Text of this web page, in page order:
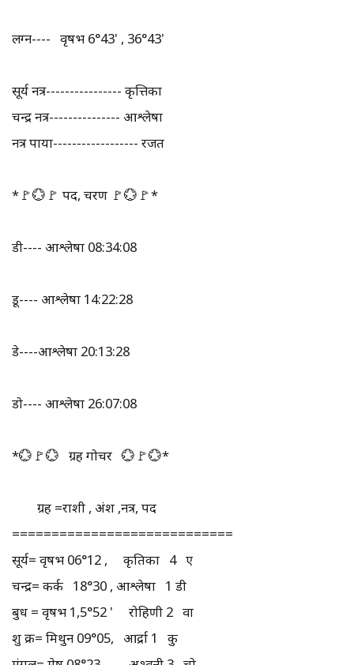
लग्न---- वृषभ 6°43' , 36°43'
सूर्य नक्षत्र---------------- कृत्तिका
चन्द्र नक्षत्र--------------- आश्लेषा
नक्षत्र पाया------------------ रजत
*🚩💮🚩 पद, चरण 🚩💮🚩*
डी---- आश्लेषा 08:34:08
डू---- आश्लेषा 14:22:28
डे----आश्लेषा 20:13:28
डो---- आश्लेषा 26:07:08
*💮🚩💮 ग्रह गोचर 💮🚩💮*
ग्रह =राशी , अंश ,नक्षत्र, पद
============================
सूर्य= वृषभ 06°12 , कृतिका 4 ए
चन्द्र= कर्क 18°30 , आश्लेषा 1 डी
बुध = वृषभ 1,5°52 ' रोहिणी 2 वा
शु क्र= मिथुन 09°05, आर्द्रा 1 कु